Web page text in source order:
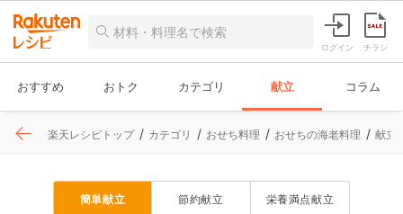
ログイン チラシ
おすすめ おトク カテゴリ 献立 コラム
楽天レシピトップ カテゴリ おせち料理 おせちの海老料理 献立
簡単献立 節約献立 栄養満点献立